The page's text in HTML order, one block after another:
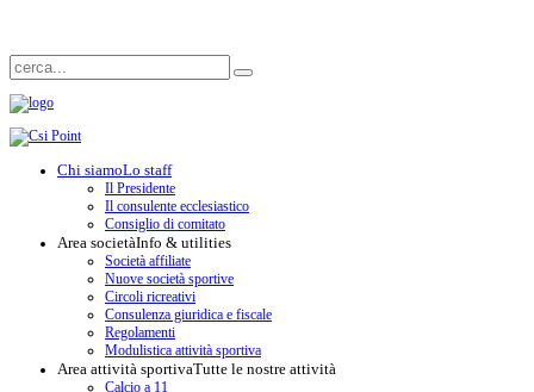
Chi siamoLo staff
Il Presidente
Il consulente ecclesiastico
Consiglio di comitato
Area societàInfo & utilities
Società affiliate
Nuove società sportive
Circoli ricreativi
Consulenza giuridica e fiscale
Regolamenti
Modulistica attività sportiva
Area attività sportivaTutte le nostre attività
Calcio a 11